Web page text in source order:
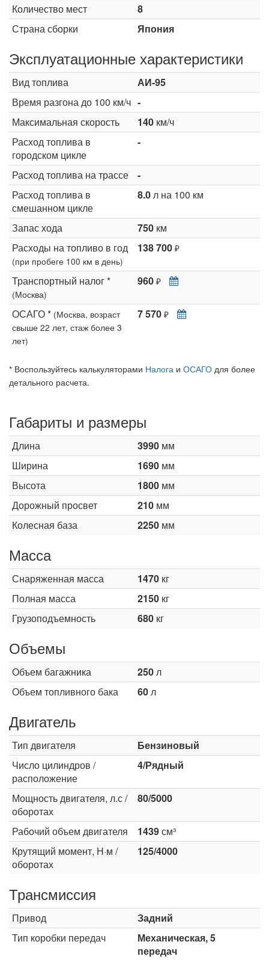
Количество мест
8
Страна сборки
Япония
Эксплуатационные характеристики
Вид топлива
АИ-95
Время разгона до 100 км/ч -
Максимальная скорость
140 км/ч
Расход топлива в
городском цикле
-
Расход топлива на трассе
-
Расход топлива в
смешанном цикле
8.0л на 100 км
Запас хода 750 км
Расходы на топливо в год
(при пробеге 100 км в день)
138 700 ₽
Транспортный налог *
(Москва)
960 ₽
ОСАГО * (Москва, возраст
свыше 22 лет, стаж более 3
лет)
7 570 ₽
* Воспользуйтесь калькуляторами Налога и ОСАГО для более
детального расчета.
Габариты и размеры
Длина 3990 мм
Ширина
1690 мм
Высота
1800 мм
Дорожный просвет
210 мм
Колесная база
2250 мм
Масса
Снаряженная масса 1470 кг
Полная масса
2150 кг
Грузоподъемность
680 кг
Объемы
Объем багажника 250л
Объем топливного бака
60л
Двигатель
Тип двигателя
Бензиновый
Число цилиндров /
расположение
4/Рядный
Мощность двигателя, л.с /
оборотах
80/5000
Рабочий объем двигателя 1439см³
Крутящий момент, Н·м /
оборотах
125/4000
Трансмиссия
Привод
Задний
Тип коробки передач
Механическая, 5
передач